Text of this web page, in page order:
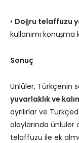
• Doğru telaffuzu
kullanımı konuşma
Sonuç
Ünlüler, Türkçenin
yuvarlaklık ve
ayrılırlar ve
olaylarında
telaffuzu ile ek